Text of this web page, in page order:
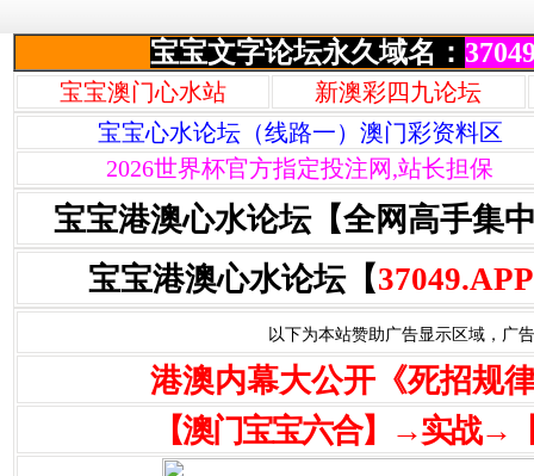
宝宝文字论坛永久域名：
宝宝澳门心水站
新澳彩四九论坛
宝宝心水论坛（线路一）澳门彩资料区
2026世界杯官方指定投注网,站长担保
宝宝港澳心水论坛【全网高手集
宝宝港澳心水论坛【37049.APP
以下为本站赞助广告显示区域，广
港澳内幕大公开《死招规
【澳门宝宝六合】→实战→